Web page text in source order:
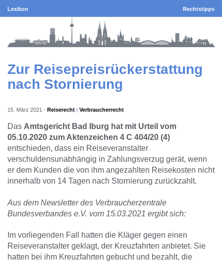
Lexikon Rechtstipps
Zur Reisepreisrückerstattung
nach Stornierung
15. März 2021 - Reiserecht Verbraucherrecht
Das Amtsgericht Bad Iburg hat mit Urteil vom
05.10.2020 zum Aktenzeichen 4 C 404/20 (4)
entschieden, dass ein Reiseveranstalter
verschuldensunabhängig in Zahlungsverzug gerät, wenn
er dem Kunden die von ihm angezahlten Reisekosten nicht
innerhalb von 14 Tagen nach Stornierung zurückzahlt.
Aus dem Newsletter des Verbraucherzentrale
Bundesverbandes e.V. vom 15.03.2021 ergibt sich:
Im vorliegenden Fall hatten die Kläger gegen einen
Reiseveranstalter geklagt, der Kreuzfahrten anbietet. Sie
hatten bei ihm Kreuzfahrten gebucht und bezahlt, die